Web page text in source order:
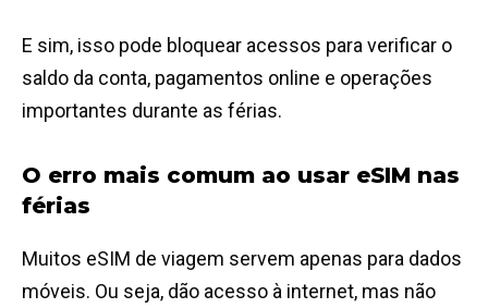
E sim, isso pode bloquear acessos para verificar o
saldo da conta, pagamentos online e operações
importantes durante as férias.
O erro mais comum ao usar eSIM nas
férias
Muitos eSIM de viagem servem apenas para dados
móveis. Ou seja, dão acesso à internet, mas não